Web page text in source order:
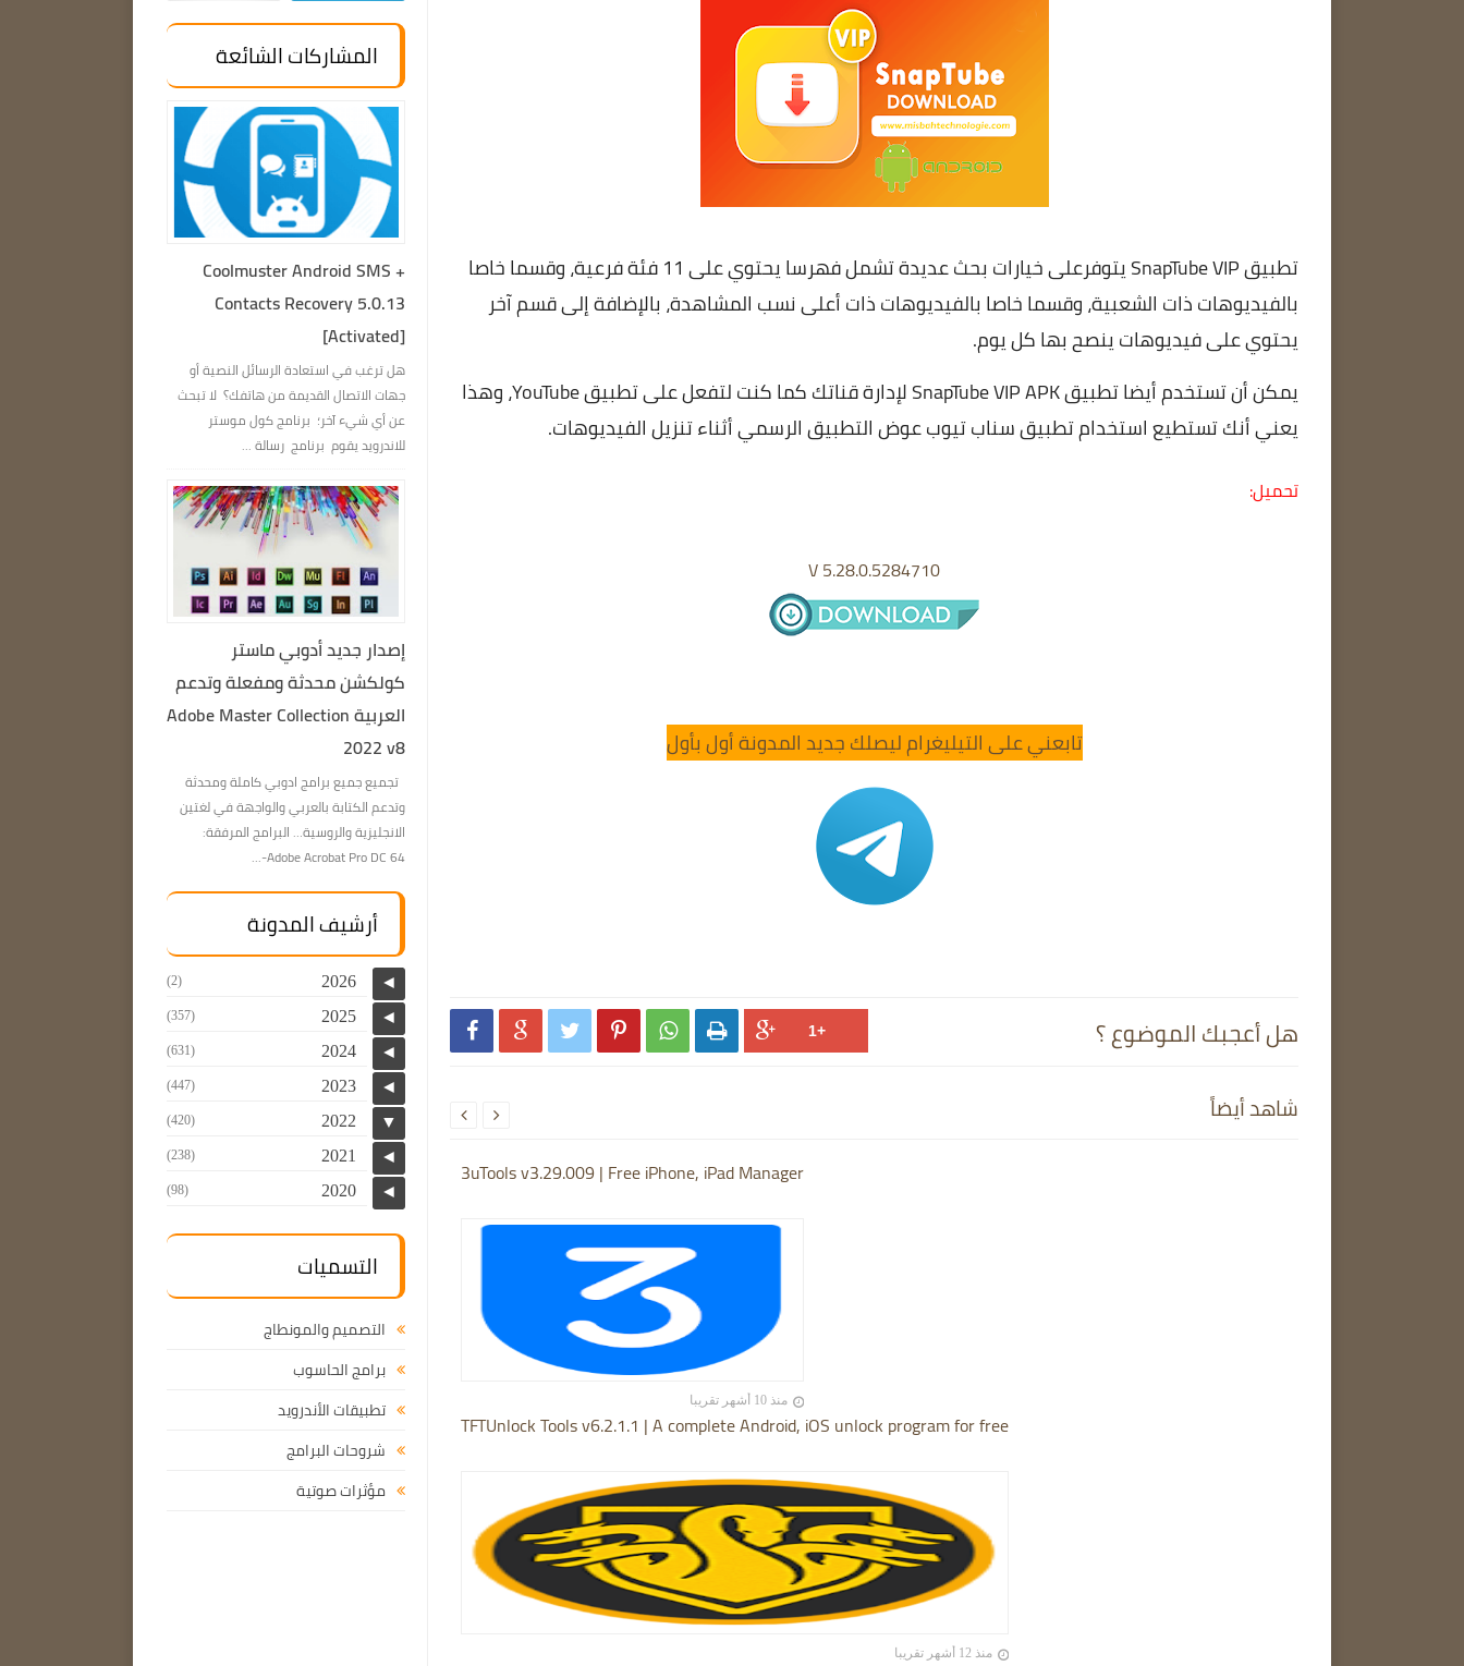
تطبيق SnapTube VIP يتوفر
على خيارات بحث عديدة تشمل فهرسا يحتوي على 11 فئة فرعية، وقسما خاصا
بالفيديوهات ذات الشعبية، وقسما خاصا بالفيديوهات ذات أعلى نسب المشاهدة، بالإضافة إلى قسم آخر
يحتوي على فيديوهات ينصح بها كل يوم.
يمكن أن تستخدم أيضا تطبيقSnapTube VIP APK
لإدارة قناتك كما كنت لتفعل على تطبيق YouTube، وهذا
يعني أنك تستطيع استخدام تطبيق سناب تيوب عوض التطبيق الرسمي أثناء تنزيل الفيديوهات.
تحميل:
V 5.28.0.5284710
تابعني على التيليغرام ليصلك جديد المدونة أول بأول
هل أعجبك الموضوع ؟      
شاهد أيضاً
3uTools v3.29.009 | Free iPhone, iPad Manager
منذ 10 أشهر تقريبا
TFTUnlock Tools v6.2.1.1 | A complete Android, iOS unlock program for free
منذ 12 أشهر تقريبا
 
المشاركات الشائعة
Coolmuster Android SMS +
Contacts Recovery 5.0.13
[Activated]
هل ترغب في استعادة الرسائل النصية أو
جهات الاتصال القديمة من هاتفك؟ لا تبحث
عن أي شيء آخر؛ برنامج كول موستر
للاندرويد يقوم برنامج رسالة ...
إصدار جديد أدوبي ماستر
كولكشن محدثة ومفعلة وتدعم
العربية Adobe Master Collection
2022 v8
تجميع جميع برامج ادوبي كاملة ومحدثة
وتدعم الكتابة بالعربي والواجهة في لغتين
الانجليزية والروسية… البرامج المرفقة:
Adobe Acrobat Pro DC 64-...
أرشيف المدونة
◄
2026
(2)
◄
2025
(357)
◄
2024
(631)
◄
2023
(447)
▼
2022
(420)
◄
2021
(238)
◄
2020
(98)
التسميات
التصميم والمونطاج
برامج الحاسوب
تطبيقات الأندرويد
شروحات البرامج
مؤثرات صوتية